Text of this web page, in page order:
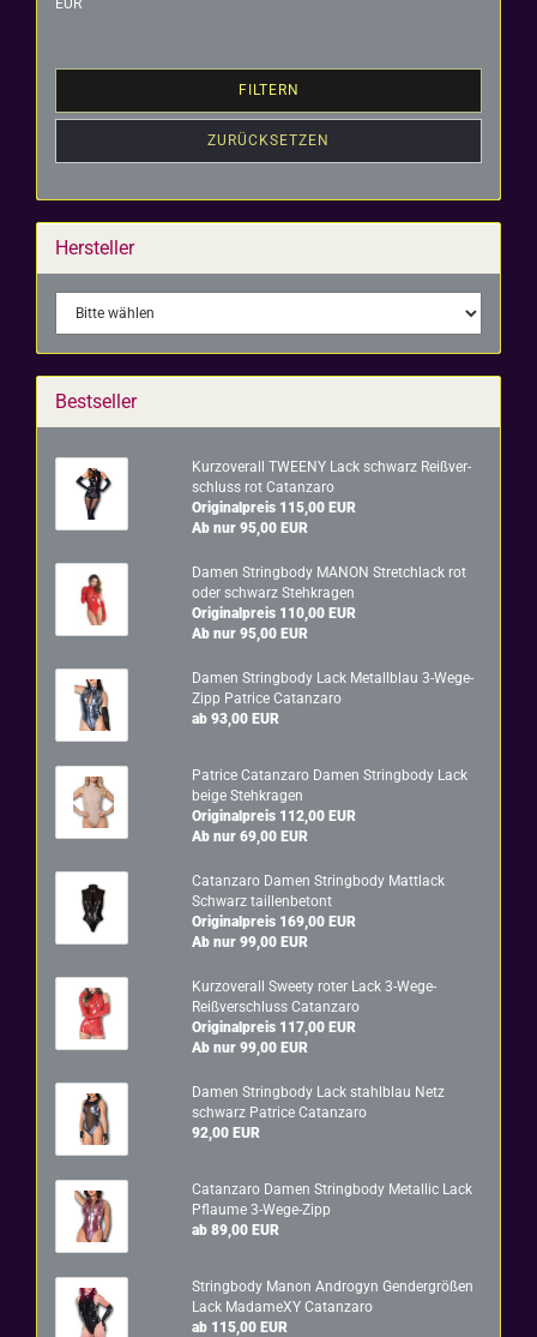
EUR
FILTERN
ZURÜCKSETZEN
Hersteller
Bestseller
Kur­z­over­all TWEENY Lack schwarz Reiß­ver­
schluss rot Ca­t­an­za­ro
Originalpreis 115,00 EUR
Ab nur 95,00 EUR
Damen String­bo­dy MANON Stretch­lack rot
oder schwarz Steh­kra­gen
Originalpreis 110,00 EUR
Ab nur 95,00 EUR
Damen String­bo­dy Lack Me­tall­blau 3-​Wege-
Zipp Pa­tri­ce Ca­t­an­za­ro
ab 93,00 EUR
Pa­tri­ce Ca­t­an­za­ro Damen String­bo­dy Lack
beige Steh­kra­gen
Originalpreis 112,00 EUR
Ab nur 69,00 EUR
Ca­t­an­za­ro Damen String­bo­dy Matt­lack
Schwarz tail­len­be­tont
Originalpreis 169,00 EUR
Ab nur 99,00 EUR
Kur­z­over­all Sweety roter Lack 3-​Wege-
Reißverschluss Ca­t­an­za­ro
Originalpreis 117,00 EUR
Ab nur 99,00 EUR
Damen String­bo­dy Lack stahl­blau Netz
schwarz Pa­tri­ce Ca­t­an­za­ro
92,00 EUR
Ca­t­an­za­ro Damen String­bo­dy Me­tal­lic Lack
Pflau­me 3-​Wege-Zipp
ab 89,00 EUR
String­bo­dy Manon An­dro­gyn Gen­der­grö­ßen
Lack Ma­dam­e­XY Ca­t­an­za­ro
ab 115,00 EUR